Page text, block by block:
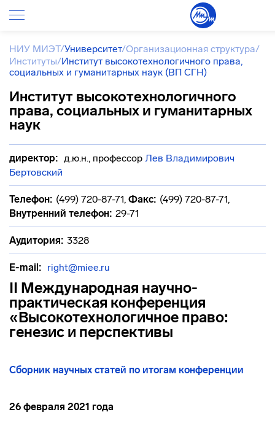
НИУ МИЭТ/Университет/Организационная структура/
Институты/Институт высокотехнологичного права,
социальных и гуманитарных наук (ВП СГН)
Институт высокотехнологичного
права, социальных и гуманитарных
наук
директор: д.ю.н., профессор Лев Владимирович
Бертовский
Телефон: (499) 720-87-71, Факс: (499) 720-87-71,
Внутренний телефон: 29-71
Аудитория: 3328
E-mail: right@miee.ru
II Международная научно-
практическая конференция
«Высокотехнологичное право:
генезис и перспективы
Сборник научных статей по итогам конференции
26 февраля 2021 года